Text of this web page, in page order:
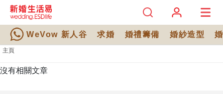
WeVow 新人谷 求婚 婚禮籌備 婚紗造型
主頁
沒有相關文章